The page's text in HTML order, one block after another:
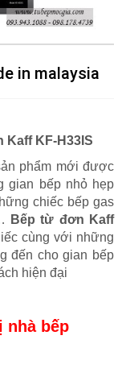
in malaysia
Kaff KF-H33IS
phẩm mới được
gian bếp nhỏ hẹp
chiếc bếp gas
Bếp từ đơn Kaff
cùng với những
đến cho gian bếp
hiện đại
nhà bếp